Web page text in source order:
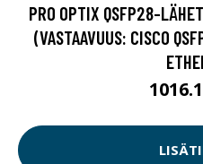
PRO OPTIX QSFP28-
(VASTAAVUUS: CISCO